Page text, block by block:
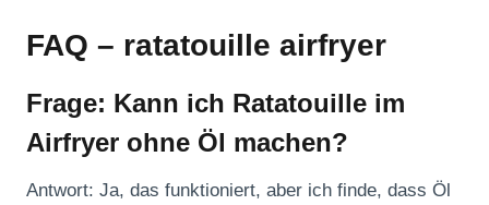
FAQ – ratatouille airfryer
Frage: Kann ich Ratatouille im
Airfryer ohne Öl machen?
Antwort: Ja, das funktioniert, aber ich finde, dass Öl